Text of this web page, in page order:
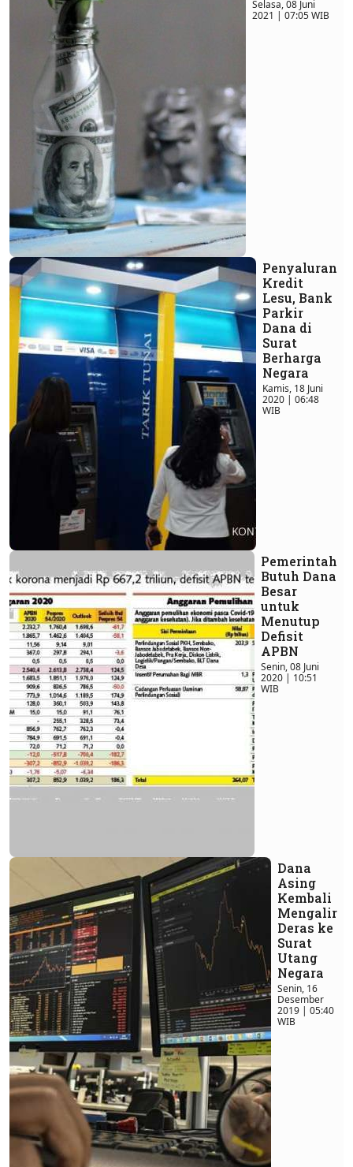
Selasa, 08 Juni
2021 | 07:05 WIB
Penyaluran
Kredit
Lesu, Bank
Parkir
Dana di
Surat
Berharga
Negara
Kamis, 18 Juni
2020 | 06:48
WIB
Pemerintah
Butuh Dana
Besar
untuk
Menutup
Defisit
APBN
Senin, 08 Juni
2020 | 10:51
WIB
Dana
Asing
Kembali
Mengalir
Deras ke
Surat
Utang
Negara
Senin, 16
Desember
2019 | 05:40
WIB